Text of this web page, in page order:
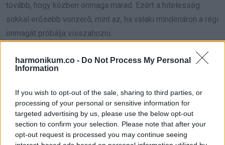
harmonikum.co - Do Not Process My Personal
Information
If you wish to opt-out of the sale, sharing to third parties, or
processing of your personal or sensitive information for
targeted advertising by us, please use the below opt-out
section to confirm your selection. Please note that after your
opt-out request is processed you may continue seeing
tovább, hogy közben önmaga marad. Ezért a hitelesség
sokkal erősebb vonzerő, mint az, ha valaki mindenáron a régi
önmagát próbálja visszahozni.
Végül ott van az életcél, ami talán az egyik legerősebb
vonzó tulajdonság.